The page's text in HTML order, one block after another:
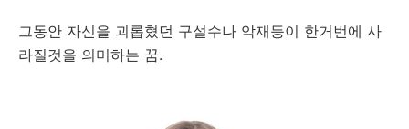
그동안 자신을 괴롭혔던 구설수나 악재등이 한거번에 사
라질것을 의미하는 꿈.